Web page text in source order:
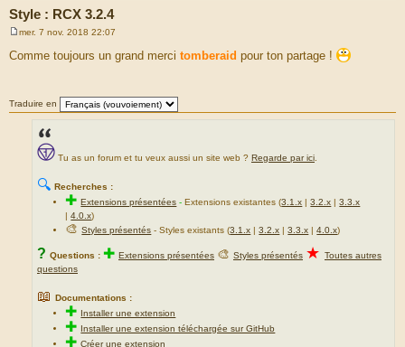
Style : RCX 3.2.4
s
e
mer. 7 nov. 2018 22:07
Comme toujours un grand merci tomberaid pour ton partage !
Traduire en
Tu as un forum et tu veux aussi un site web ? Regarde par ici.
🔍 Recherches :
✚Extensions présentées -Extensions existantes (3.1.x |3.2.x |3.3.x
|4.0.x)
🎨Styles présentés - Styles existants (3.1.x |3.2.x |3.3.x |4.0.x)
? Questions : ✚ Extensions présentées 🎨 Styles présentés ★ Toutes autres
questions
📖 Documentations :
✚ Installer une extension
✚ Installer une extension téléchargée sur GitHub
✚Créer une extension